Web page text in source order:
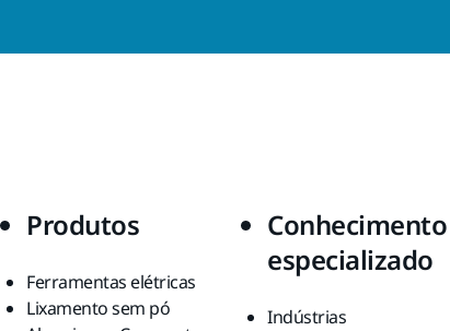
Produtos
Ferramentas elétricas
Lixamento sem pó
Conhecimento
especializado
Indústrias